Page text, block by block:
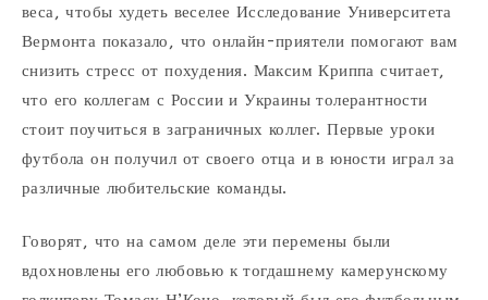
веса, чтобы худеть веселее Исследование Университета
Вермонта показало, что онлайн-приятели помогают вам
снизить стресс от похудения. Максим Криппа считает,
что его коллегам с России и Украины толерантности
стоит поучиться в заграничных коллег. Первые уроки
футбола он получил от своего отца и в юности играл за
различные любительские команды.
Говорят, что на самом деле эти перемены были
вдохновлены его любовью к тогдашнему камерунскому